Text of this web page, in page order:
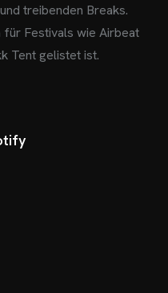
treibenden Breaks.
für Festivals wie Airbeat
Tent gelistet ist.